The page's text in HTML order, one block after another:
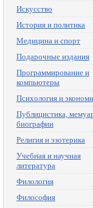
Искусство
История и политика
Медицина и спорт
Подарочные издания
Программирование и
компьютеры
Психология и
Публицистика,
биографии
Религия и эзотерика
Учебная и научная
литература
Филология
Философия